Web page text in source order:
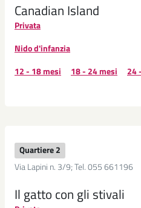
Canadian Island
Privata
Nido d'infanzia
12 - 18 mesi
18 - 24 mesi 24
Quartiere 2
Via Lapini n. 3/9; Tel. 055 661196
Il gatto con gli stivali